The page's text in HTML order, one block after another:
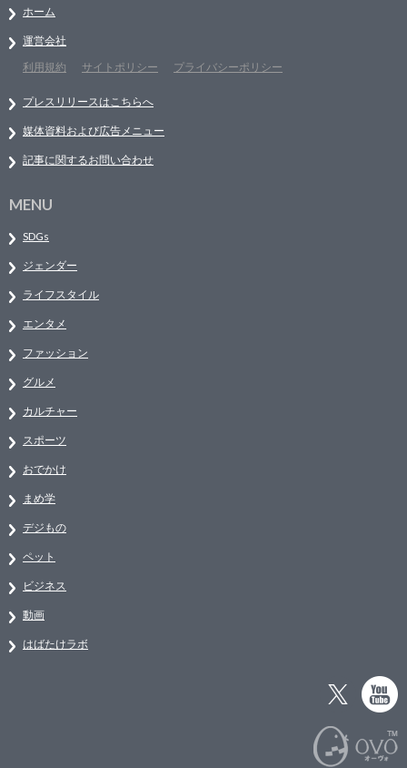
ホーム
運営会社
利用規約
サイトポリシー プライバシーポリシー
プレスリリースはこちらへ
媒体資料および広告メニュー
記事に関するお問い合わせ
MENU
SDGs
ジェンダー
ライフスタイル
エンタメ
ファッション
グルメ
カルチャー
スポーツ
おでかけ
まめ学
デジもの
ペット
ビジネス
動画
はばたけラボ